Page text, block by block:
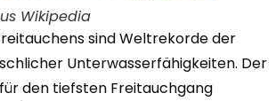
Wikipedia
sind Weltrekorde der
Unterwasserfähigkeiten. Der
den tiefsten Freitauchgang